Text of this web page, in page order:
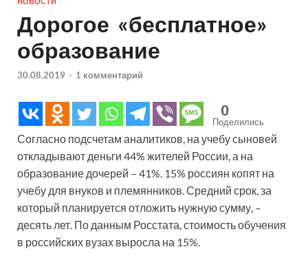
Дорогое «бесплатное»
образование
30.08.2019 - 1 комментарий
0
Поделились
Согласно подсчетам аналитиков, на учебу сыновей
откладывают деньги 44% жителей России, а на
образование дочерей – 41%. 15% россиян копят на
учебу для внуков и племянников. Средний срок, за
который планируется отложить нужную сумму, –
десять лет. По данным Росстата, стоимость обучения
в российских вузах выросла на 15%.